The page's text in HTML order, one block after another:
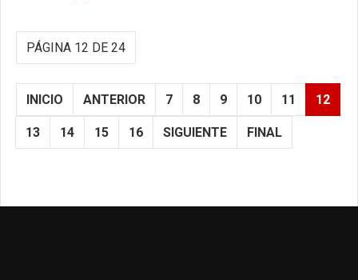
PÁGINA 12 DE 24
INICIO ANTERIOR 7 8 9 10 11 12
13 14 15 16 SIGUIENTE FINAL